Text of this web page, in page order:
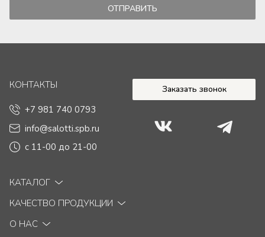
ОТПРАВИТЬ
КАТАЛОГ
Диваны
Кровати
КАЧЕСТВО ПРОДУКЦИИ
Правила эксплуатации
О НАС
КОНТАКТЫ
+7 981 740 0793
info@salotti.spb.ru
с 11-00 до 21-00
Заказать звонок